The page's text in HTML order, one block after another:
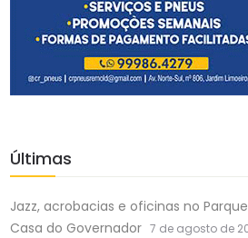
Últimas
Jazz, acrobacias e oficinas no
Casa do Governador 7 de agosto de